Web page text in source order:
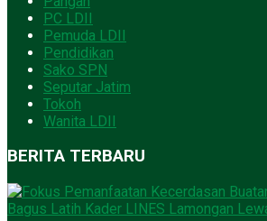
PC LDII
Pemuda LDII
Pendidikan
Sako SPN
Seputar Jatim
Tokoh
Wanita LDII
BERITA TERBARU